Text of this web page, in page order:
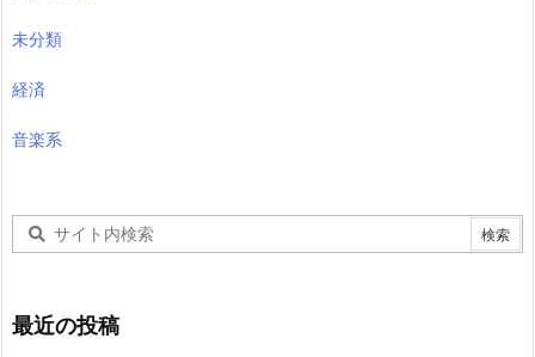
未分類
経済
音楽系
最近の投稿